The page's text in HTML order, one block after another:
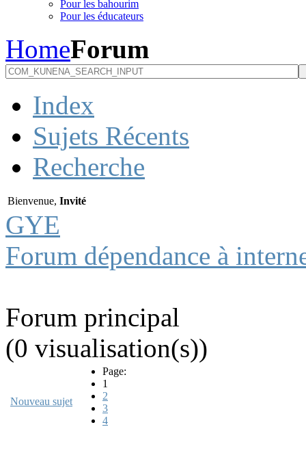
Pour les bahourim
Pour les éducateurs
HomeForum
Index
Sujets Récents
Recherche
Bienvenue, Invité
GYE
Forum dépendance à
Forum principal
(0 visualisation(s))
Nouveau sujet
Page:
1
2
3
4